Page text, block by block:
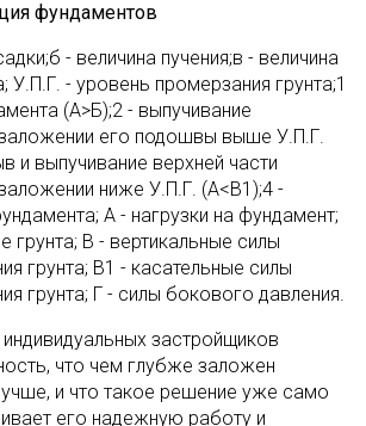
фундаментов
- величина пучения;в - величина
У.П.Г. - уровень промерзания грунта;1
(А>Б);2 - выпучивание
его подошвы выше У.П.Г.
и выпучивание верхней части
ниже У.П.Г. (А<В1);4 -
А - нагрузки на фундамент;
грунта; В - вертикальные силы
грунта; В1 - касательные силы
грунта; Г - силы бокового давления.
застройщиков
что чем глубже заложен
и что такое решение уже само
его надежную работу и